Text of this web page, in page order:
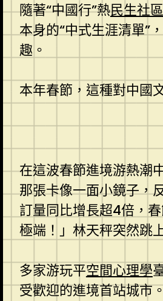
隨著“中國行”熱民生社
本身的“中式生涯清單”
趣。
本年春節，這種對中國
在這波春節進境游熱潮
那張卡像一面小鏡子，
訂量同比增長超4倍，
極端！」林天秤突然跳
多家游玩平空間心理學
受歡迎的進境首站城市